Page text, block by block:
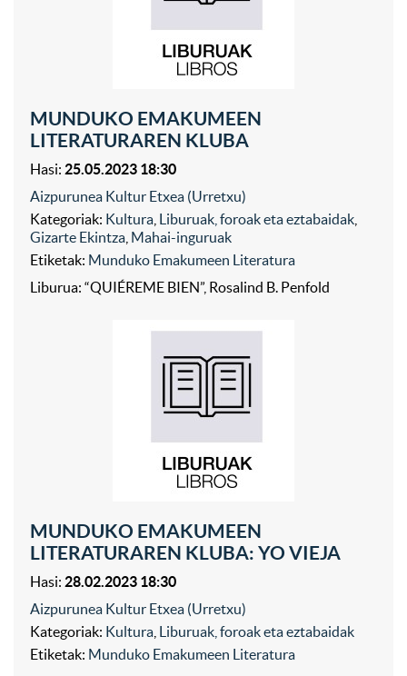
MUNDUKO EMAKUMEEN
LITERATURAREN KLUBA
Hasi: 25.05.2023 18:30
Aizpurunea Kultur Etxea (Urretxu)
Kategoriak: Kultura Liburuak, foroak eta eztabaidak
Gizarte Ekintza Mahai-inguruak
Etiketak: Munduko Emakumeen Literatura
Liburua: “QUIÉREME BIEN”, Rosalind B. Penfold
MUNDUKO EMAKUMEEN
LITERATURAREN KLUBA: YO VIEJA
Hasi: 28.02.2023 18:30
Aizpurunea Kultur Etxea (Urretxu)
Kategoriak: Kultura Liburuak, foroak eta eztabaidak
Etiketak: Munduko Emakumeen Literatura